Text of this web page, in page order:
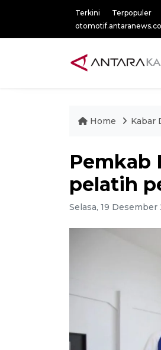
Terkini Terpopuler
Home Kabar
Pemkab
pelatih
Selasa, 19